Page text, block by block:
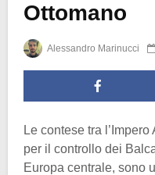
Ottomano
Alessandro Marinucci
Le contese tra
per il controllo dei
Europa centrale, sono